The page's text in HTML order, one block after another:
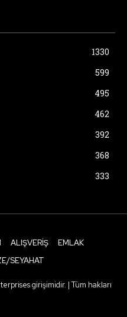
1330
599
495
462
392
368
333
ALIŞVERIŞ
EMLAK
SEYAHAT
girişimidir. | Tüm hakları